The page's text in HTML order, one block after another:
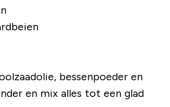
bessenpoeder en
en mix alles tot een glad